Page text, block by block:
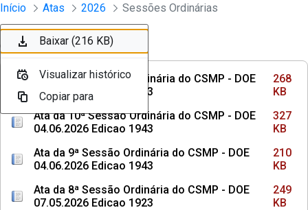
Pular para o Conteúdo principal
Sessões e Reuniões - Documentos
Início Atas 2026 Sessões Ordinárias
Ordenar Filtro
Ata da 11ª Sessão Ordinária do CSMP - DOE
18.06.2026 Edicao 1953
268
KB
Ata da 10ª Sessão Ordinária do CSMP - DOE
04.06.2026 Edicao 1943
327
KB
Ata da 9ª Sessão Ordinária do CSMP - DOE
04.06.2026 Edicao 1943
210
KB
Ata da 8ª Sessão Ordinária do CSMP - DOE
07.05.2026 Edicao 1923
249
KB
Baixar (268 KB)
Visualizar histórico
Copiar para
Baixar (327 KB)
Visualizar histórico
Copiar para
Baixar (210 KB)
Visualizar histórico
Copiar para
Baixar (249 KB)
Visualizar histórico
Copiar para
Baixar (273 KB)
Visualizar histórico
Copiar para
Baixar (216 KB)
Visualizar histórico
Copiar para